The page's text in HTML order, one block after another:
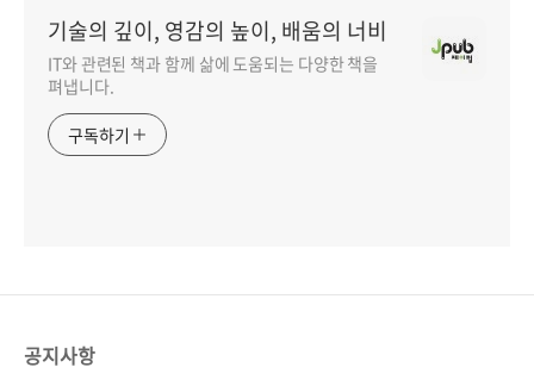
기술의 깊이, 영감의 높이, 배움의 너비
IT와 관련된 책과 함께 삶에 도움되는 다양한 책을
펴냅니다.
구독하기
공지사항